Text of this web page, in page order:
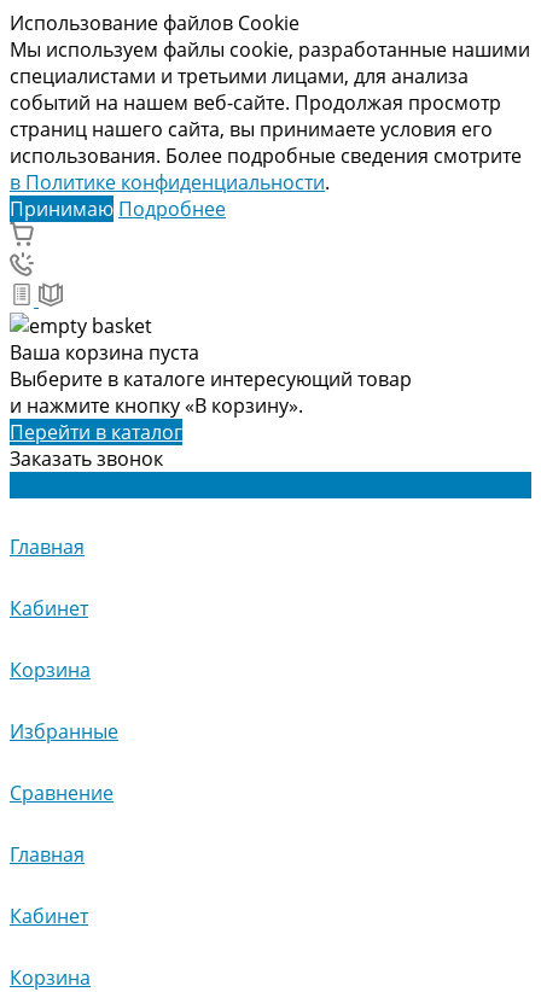
Использование файлов Cookie
Мы используем файлы cookie, разработанные нашими
специалистами и третьими лицами, для анализа
событий на нашем веб-сайте. Продолжая просмотр
страниц нашего сайта, вы принимаете условия его
использования. Более подробные сведения смотрите
в Политике конфиденциальности.
Принимаю Подробнее
Ваша корзина пуста
Выберите в каталоге интересующий товар
и нажмите кнопку «В корзину».
Перейти в каталог
Заказать звонок
Главная
Кабинет
Корзина
Избранные
Сравнение
Главная
Кабинет
Корзина